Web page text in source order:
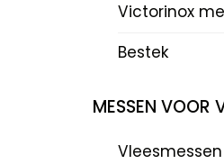
Victorinox
Bestek
MESSEN VOOR
Vleesmessen